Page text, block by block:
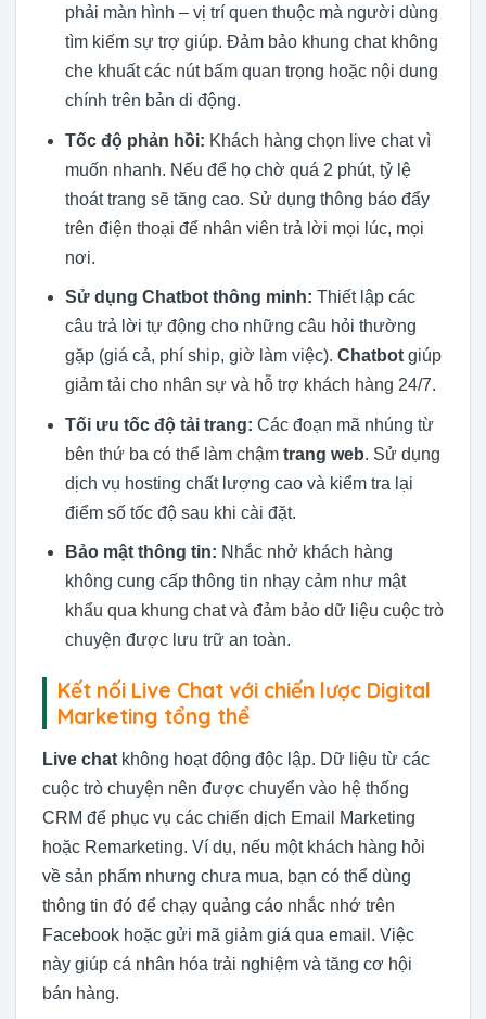
phải màn hình – vị trí quen thuộc mà người dùng
tìm kiếm sự trợ giúp. Đảm bảo khung chat không
che khuất các nút bấm quan trọng hoặc nội dung
chính trên bản di động.
Tốc độ phản hồi: Khách hàng chọn live chat vì
muốn nhanh. Nếu để họ chờ quá 2 phút, tỷ lệ
thoát trang sẽ tăng cao. Sử dụng thông báo đẩy
trên điện thoại để nhân viên trả lời mọi lúc, mọi
nơi.
Sử dụng Chatbot thông minh: Thiết lập các
câu trả lời tự động cho những câu hỏi thường
gặp (giá cả, phí ship, giờ làm việc). Chatbotgiúp
giảm tải cho nhân sự và hỗ trợ khách hàng 24/7.
Tối ưu tốc độ tải trang: Các đoạn mã nhúng từ
bên thứ ba có thể làm chậm trang web. Sử dụng
dịch vụ hosting chất lượng cao và kiểm tra lại
điểm số tốc độ sau khi cài đặt.
Bảo mật thông tin: Nhắc nhở khách hàng
không cung cấp thông tin nhạy cảm như mật
khẩu qua khung chat và đảm bảo dữ liệu cuộc trò
chuyện được lưu trữ an toàn.
Kết nối Live Chat với chiến lược Digital
Marketing tổng thể
Live chat không hoạt động độc lập. Dữ liệu từ các
cuộc trò chuyện nên được chuyển vào hệ thống
CRM để phục vụ các chiến dịch Email Marketing
hoặc Remarketing. Ví dụ, nếu một khách hàng hỏi
về sản phẩm nhưng chưa mua, bạn có thể dùng
thông tin đó để chạy quảng cáo nhắc nhớ trên
Facebook hoặc gửi mã giảm giá qua email. Việc
này giúp cá nhân hóa trải nghiệm và tăng cơ hội
bán hàng.